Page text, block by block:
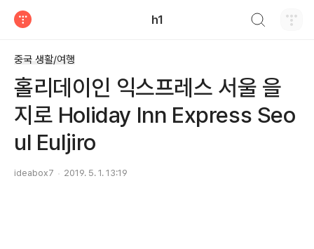
h1
중국 생활/여행
홀리데이인 익스프레스 서울 을
지로 Holiday Inn Express Seo
ul Euljiro
ideabox7 2019. 5. 1. 13:19